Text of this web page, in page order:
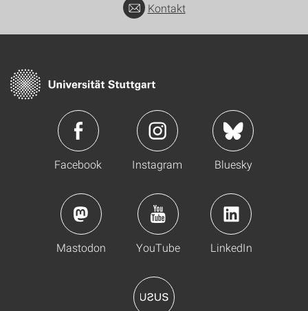
Kontakt
Facebook Instagram Bluesky
Mastodon YouTube LinkedIn